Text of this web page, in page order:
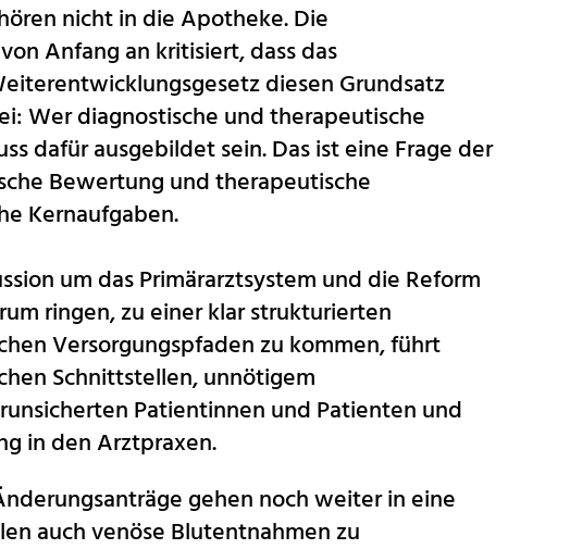
nicht in die Apotheke. Die
Anfang an kritisiert, dass das
diesen Grundsatz
Wer diagnostische und therapeutische
dafür ausgebildet sein. Das ist eine Frage der
Bewertung und therapeutische
Kernaufgaben.
um das Primärarztsystem und die Reform
ringen, zu einer klar strukturierten
Versorgungspfaden zu kommen, führt
Schnittstellen, unnötigem
Patientinnen und Patienten und
in den Arztpraxen.
gehen noch weiter in eine
auch venöse Blutentnahmen zu